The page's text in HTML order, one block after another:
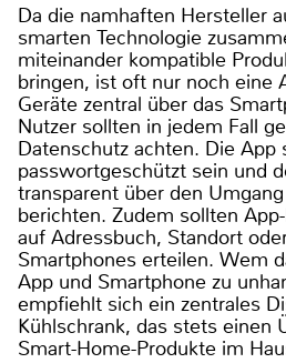
Da die namhaften Hersteller
smarten Technologie
miteinander kompatible
bringen, ist oft nur noch eine
Geräte zentral über das
Nutzer sollten in jedem Fall
Datenschutz achten. Die App
passwortgeschützt sein und
transparent über den
berichten. Zudem sollten
auf Adressbuch, Standort
Smartphones erteilen. Wem
App und Smartphone zu
empfiehlt sich ein zentrales
Kühlschrank, das stets einen
Smart-Home-Produkte im